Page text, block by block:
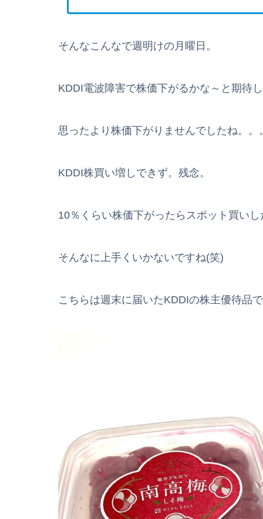
そんなこんなで週明けの月曜日。
KDDI電波障害で株価下がるかな～と期待
思ったより株価下がりませんでしたね。。
KDDI株買い増しできず。残念。
10％くらい株価下がったらスポット買い
そんなに上手くいかないですね(笑)
こちらは週末に届いたKDDIの株主優待品